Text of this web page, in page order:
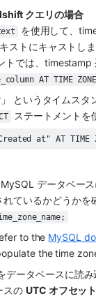
クエリの場合
を使用して、
トにキャストしま
トでは、timestamp
AT TIME
」 というタイムスタ
ステートメントを
at" AT
データベー
ているかどうかを
to the MySQL
the time
データベースに読
スの UTC オフセット